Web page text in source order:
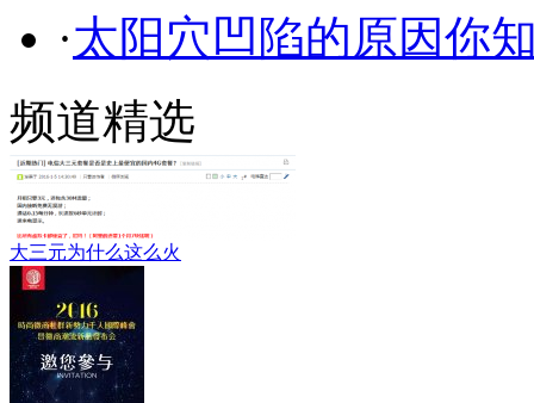
·太阳穴凹陷的原因你
频道精选
大三元为什么这么火